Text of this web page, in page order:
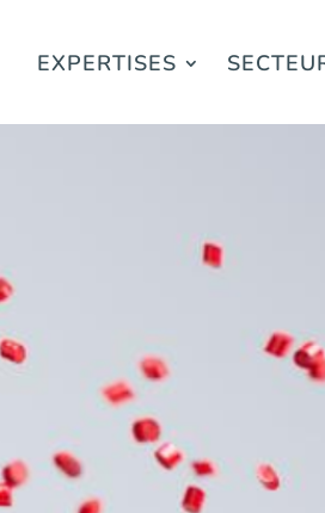
EXPERTISES